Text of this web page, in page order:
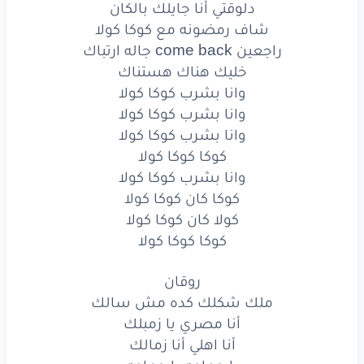
في أيفرحةدوّرهتلاقينا
دلوقتيأناجايلكبالكان
رمضونهمعكوكا
comeback جاله
خليكهناك هستناك
وانابشربكوكاكولا
بشربكوكا
بشرب
كوكاكوكاكولا
بشربكوكا
دلوقتي أنا جايلك بالكان
شاف رمضونه مع كوكا كولا
راجعين come back جاله ارتباك
خليك هناك هستناك
وانا بشرب كوكا كولا
وانا بشرب كوكا كولا
وانا بشرب كوكا كولا
كوكا كوكا كولا
وانا بشرب كوكا كولا
كوكا كان كوكا كولا
كولا كان كوكا كولا
كوكا كوكا كولا
روقان
ملك شكلك كده مش سالك
أنا مصري يا زمبلك
أنا اهلي أنا زمالك